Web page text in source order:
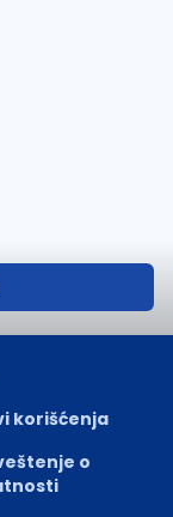
korišćenja
o